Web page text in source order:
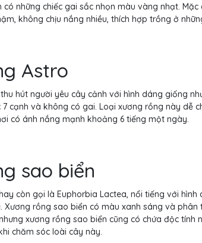
những chiếc gai sắc nhọn màu vàng nhạt.
không chịu nắng nhiều, thích hợp trồng ở
Astro
hút người yêu cây cảnh với hình dáng giống
cạnh và không có gai. Loại xương rồng này dễ
có ánh nắng mạnh khoảng 6 tiếng một ngày.
sao biển
còn gọi là Euphorbia Lactea, nổi tiếng với
Xương rồng sao biển có màu xanh sáng và phân
xương rồng sao biển cũng có chứa độc tính
chăm sóc loài cây này.